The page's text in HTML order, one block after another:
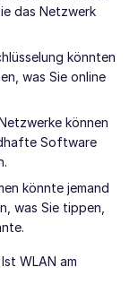
das Netzwerk
könnten
was Sie online
können
Software
könnte jemand
was Sie tippen,
WLAN am